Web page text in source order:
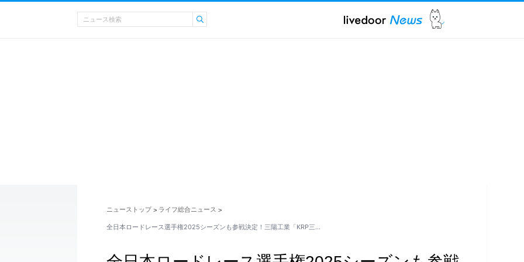
ニューストップ > ライフ総合ニュース >
全日本ロードレース選手権2025シーズンも参戦決定！三陽工業「KRP三…